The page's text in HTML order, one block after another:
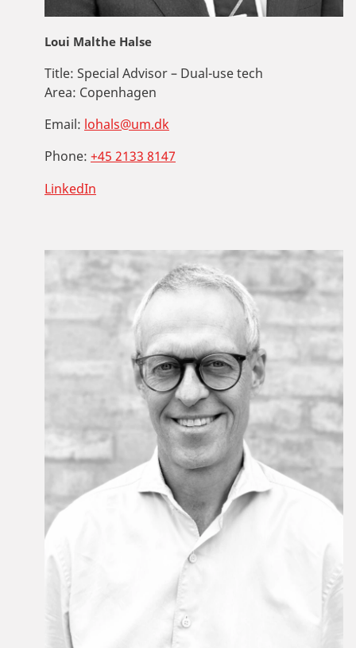
Loui Malthe Halse
Title: Special Advisor – Dual-use tech
Area: Copenhagen
Email: lohals@um.dk
Phone: +45 2133 8147
LinkedIn